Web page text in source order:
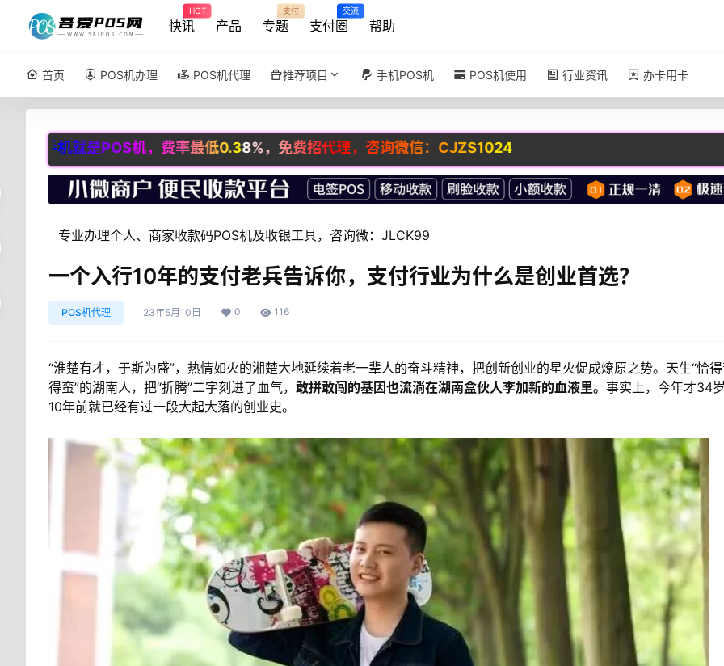
快讯
HOT
产品 专题
支付
支付圈
交流
帮助
首页 POS机办理 POS机代理 推荐项目 手机POS机 POS机使用 行业资讯 办卡用卡
机，费率最低0.38%，免费招代理，咨询微信：CJZS1024
专业办理个人、商家收款码POS机及收银工具，咨询微：JLCK99
一个入行10年的支付老兵告诉你，支付行业为什么是创业首选？
POS机代理 23年5月10日 0 116
“淮楚有才，于斯为盛”，热情如火的湘楚大地延续着老一辈人的奋斗精神，把创新创业的星火促成燎原之势。天生“恰
得蛮”的湖南人，把“折腾”二字刻进了血气， 敢拼敢闯的基因也流淌在湖南盒伙人李加新的血液里。 事实上，今年才34
10年前就已经有过一段大起大落的创业史。